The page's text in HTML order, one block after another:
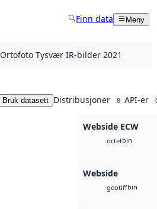
Finn data Meny
Ortofoto Tysvær IR-bilder 2021
Bruk datasett Distribusjoner 8 API-er
Webside ECW
octetbin
Webside
geotiffbin